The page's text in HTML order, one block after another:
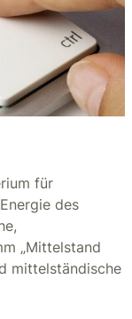
für
des
„Mittelstand
mittelständische